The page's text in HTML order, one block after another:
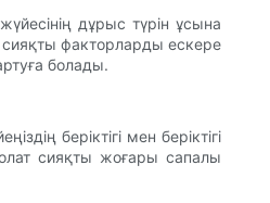
дұрыс түрін ұсына
сияқты факторларды ескере
болады.
беріктігі мен беріктігі
сияқты жоғары сапалы